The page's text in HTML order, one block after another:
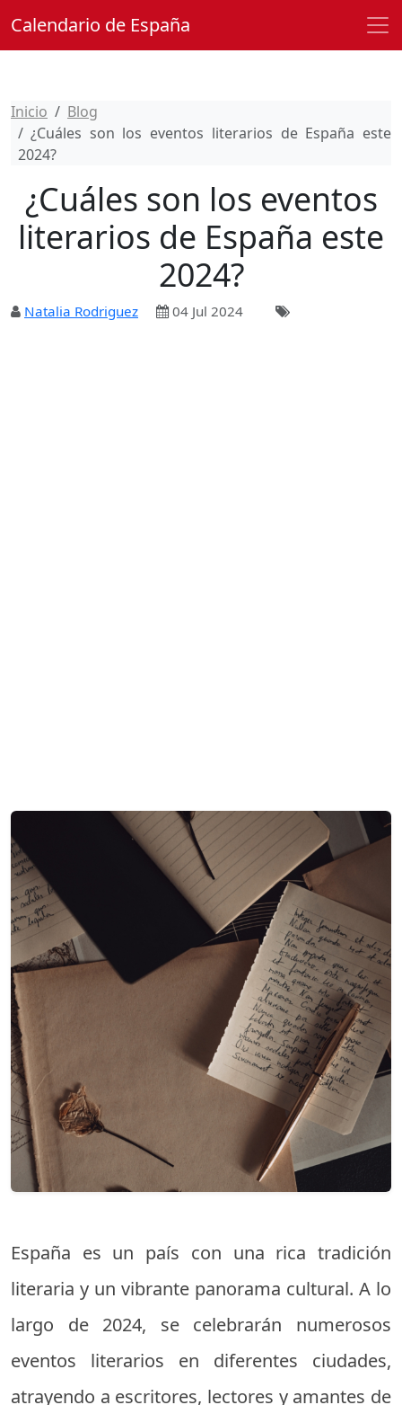
Calendario de España
Inicio
Blog
¿Cuáles son los eventos literarios de España este
2024?
¿Cuáles son los eventos
literarios de España este
2024?
Natalia Rodriguez 04 Jul 2024
España es un país con una rica tradición
literaria y un vibrante panorama cultural. A lo
largo de 2024, se celebrarán numerosos
eventos literarios en diferentes ciudades,
atrayendo a escritores, lectores y amantes de